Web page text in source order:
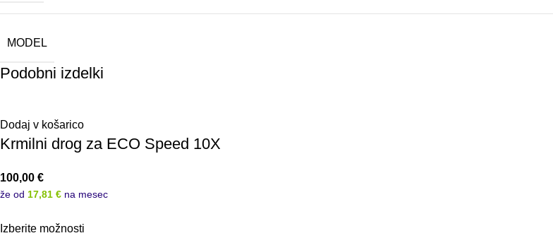
MODEL
Podobni izdelki
Dodaj v košarico
Krmilni drog za ECO Speed 10X
100,00 €
že od 17,81 € na mesec
Izberite možnosti